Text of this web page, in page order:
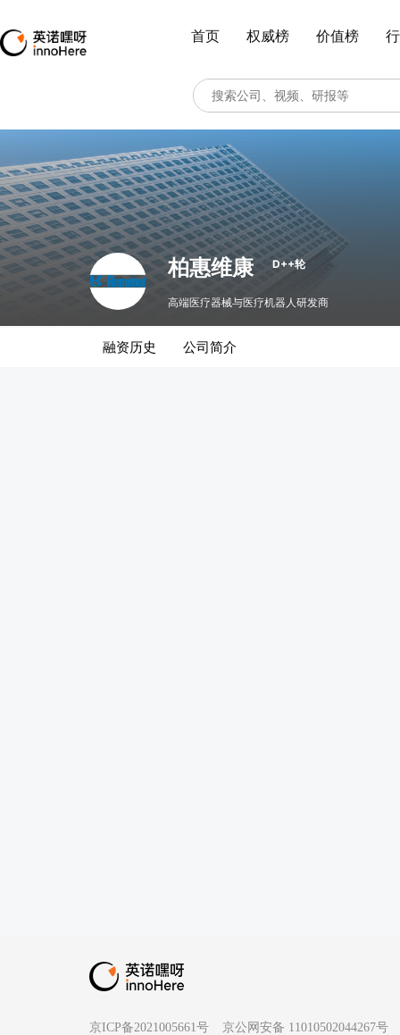
首页 权威榜 价值榜
柏惠维康 D++轮
高端医疗器械与医疗机器人研发商
融资历史 公司简介
京ICP备2021005661号
京公网安备 11010502044267号